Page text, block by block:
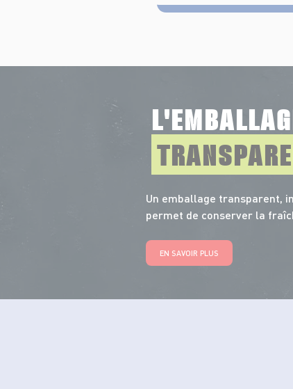
Un emballage transparent,
permet de conserver la
EN SAVOIR PLUS